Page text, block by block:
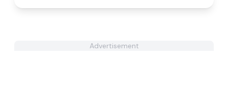
Advertisement